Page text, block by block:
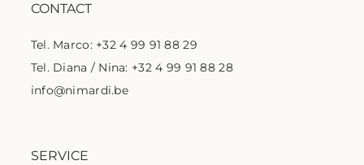
SERVICE
CONTACT
Tel. Marco: +32 4 99 91 88 29
Tel. Diana / Nina: +32 4 99 91 88 28
info@nimardi.be